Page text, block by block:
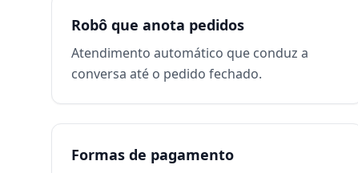
Robô que anota pedidos
Atendimento automático que conduz a
conversa até o pedido fechado.
Formas de pagamento